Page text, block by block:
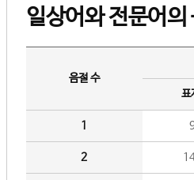
일상어와 전문어의
음절 수
표
1
2